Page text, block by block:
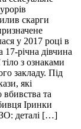
скарги
у 2017 році в
річна дівчина
з ознаками
закладу. Під
які
вбивства та
Іринки
деталі […]